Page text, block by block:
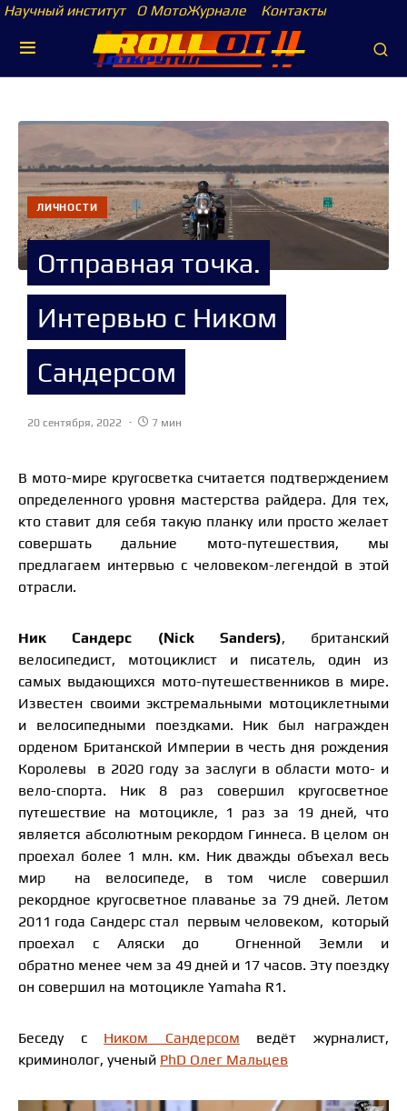
Научный институт О МотоЖурнале Контакты
ЛИЧНОСТИ
Отправная точка.
Интервью с Ником
Сандерсом
20 сентября, 2022 7 мин
В мото-мире кругосветка считается подтверждением
определенного уровня мастерства райдера. Для тех,
кто ставит для себя такую планку или просто желает
совершать дальние мото-путешествия, мы
предлагаем интервью с человеком-легендой в этой
отрасли.
Ник Сандерс (Nick Sanders), британский
велосипедист, мотоциклист и писатель, один из
самых выдающихся мото-путешественников в мире.
Известен своими экстремальными мотоциклетными
и велосипедными поездками. Ник был награжден
орденом Британской Империи в честь дня рождения
Королевы в 2020 году за заслуги в области мото- и
вело-спорта. Ник 8 раз совершил кругосветное
путешествие на мотоцикле, 1 раз за 19 дней, что
является абсолютным рекордом Гиннеса. В целом он
проехал более 1 млн. км. Ник дважды объехал весь
мир на велосипеде, в том числе совершил
рекордное кругосветное плаванье за 79 дней. Летом
2011 года Сандерс стал первым человеком, который
проехал с Аляски до Огненной Земли и
обратно менее чем за 49 дней и 17 часов. Эту поездку
он совершил на мотоцикле Yamaha R1.
Беседу с Ником Сандерсом ведёт журналист,
криминолог, ученый PhD Олег Мальцев